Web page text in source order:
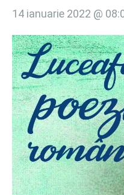
14 ianuarie 2022 @